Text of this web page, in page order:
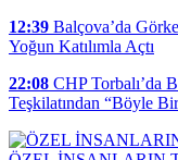
12:39 Balçova’da
Yoğun Katılımla Açtı
22:08 CHP Torbalı’da
Teşkilatından “Böyle